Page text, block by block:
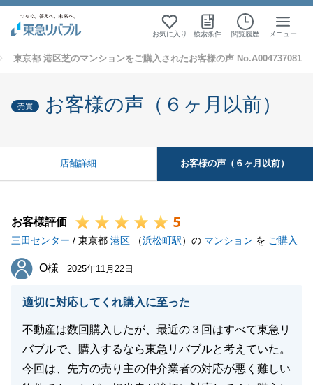
お気に入り 検索条件 閲覧履歴 メニュー
東京都 港区芝のマンションをご購入されたお客様の声 No.A004737081
売買 お客様の声（６ヶ月以前）
店舗詳細 お客様の声（６ヶ月以前）
お客様評価 5
三田センター / 東京都 港区 （浜松町駅）の マンション を ご購入
O様
O様 2025年11月22日
適切に対応してくれ購入に至った
不動産は数回購入したが、最近の３回はすべて東急リ
バブルで、購入するなら東急リバブルと考えていた。
今回は、先方の売り主の仲介業者の対応が悪く難しい